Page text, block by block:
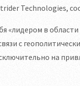
Technologies,
«лидером в области
с
на